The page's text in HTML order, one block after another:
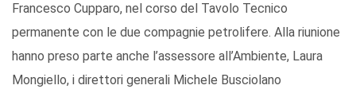
Francesco Cupparo, nel corso del Tavolo Tecnico
permanente con le due compagnie petrolifere. Alla riunione
hanno preso parte anche l’assessore all’Ambiente, Laura
Mongiello, i direttori generali Michele Busciolano